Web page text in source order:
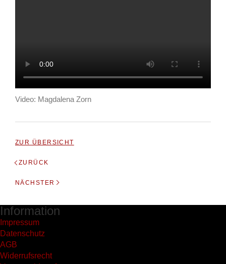
Video: Magdalena Zorn
ZURÜCK
ZUR ÜBERSICHT
NÄCHSTER
Information
Impressum
Datenschutz
AGB
Widerrufsrecht